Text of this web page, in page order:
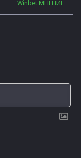
Winbet МНЕНИЕ